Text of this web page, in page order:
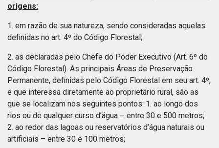
origens:
1. em razão de sua natureza, sendo consideradas aquelas
definidas no art. 4º do Código Florestal;
2. as declaradas pelo Chefe do Poder Executivo (Art. 6º do
Código Florestal). As principais Áreas de Preservação
Permanente, definidas pelo Código Florestal em seu art. 4º,
e que interessa diretamente ao proprietário rural, são as
que se localizam nos seguintes pontos: 1. ao longo dos
rios ou de qualquer curso d’água – entre 30 e 500 metros;
2. ao redor das lagoas ou reservatórios d’água naturais ou
artificiais – entre 30 e 100 metros;